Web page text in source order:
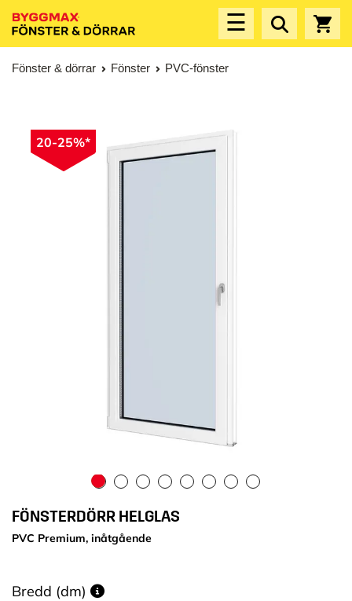
☰
Fönster & dörrar Fönster PVC-fönster
20-25%*
FÖNSTERDÖRR HELGLAS
PVC Premium, inåtgående
Bredd (dm)